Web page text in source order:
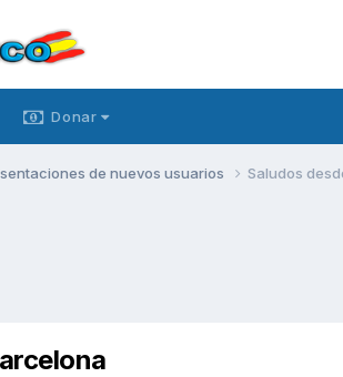
Donar
de nuevos usuarios Saludos